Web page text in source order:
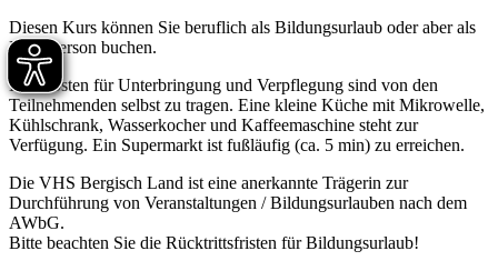
Diesen Kurs können Sie beruflich als Bildungsurlaub oder aber als
Privatperson buchen.
Die Kosten für Unterbringung und Verpflegung sind von den
Teilnehmenden selbst zu tragen. Eine kleine Küche mit Mikrowelle,
Kühlschrank, Wasserkocher und Kaffeemaschine steht zur
Verfügung. Ein Supermarkt ist fußläufig (ca. 5 min) zu erreichen.
Die VHS Bergisch Land ist eine anerkannte Trägerin zur
Durchführung von Veranstaltungen / Bildungsurlauben nach dem
AWbG.
Bitte beachten Sie die Rücktrittsfristen für Bildungsurlaub!